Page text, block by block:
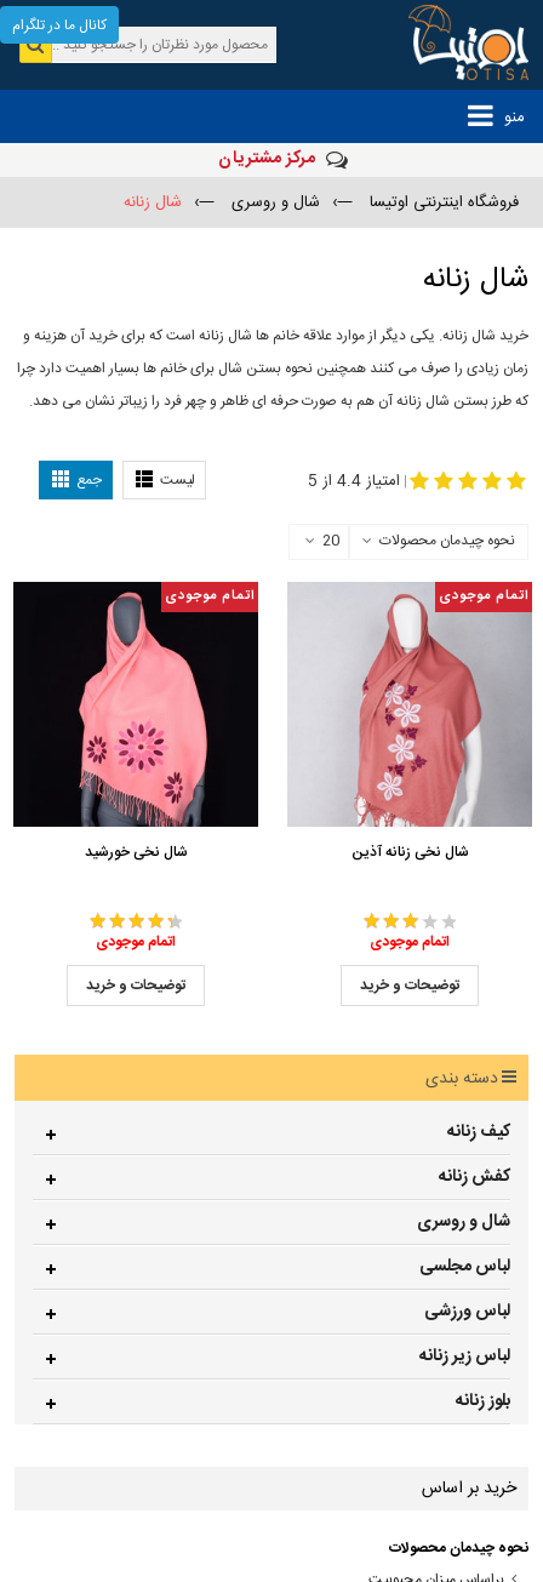
منو
مرکز مشتریان
فروشگاه اینترنتی اوتیسا —› شال و روسری —› شال زنانه
شال زنانه
خرید شال زنانه. یکی دیگر از موارد علاقه خانم ها شال زنانه است که برای خرید آن هزینه و
زمان زیادی را صرف می کنند همچنین نحوه بستن شال برای خانم ها بسیار اهمیت دارد چرا
که طرز بستن شال زنانه آن هم به صورت حرفه ای ظاهر و چهر فرد را زیباتر نشان می دهد.
لیست جمع | امتیاز 4.4 از 5
نحوه چیدمان محصولات 20
اتمام موجودی
شال نخی زنانه آذین
اتمام موجودی
توضیحات و خرید
اتمام موجودی
شال نخی خورشید
اتمام موجودی
توضیحات و خرید
دسته بندی
کیف زنانه
کفش زنانه
شال و روسری
لباس مجلسی
لباس ورزشی
لباس زیر زنانه
بلوز زنانه
خرید بر اساس
نحوه چیدمان محصولات
کانال ما در تلگرام